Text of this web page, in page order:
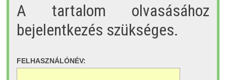
A tartalom olvasásához
bejelentkezés szükséges.
FELHASZNÁLÓNÉV: